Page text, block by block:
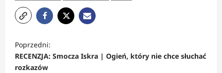
o
b
Poprzedni:
RECENZJA: Smocza Iskra | Ogień, który nie chce słuchać
rozkazów